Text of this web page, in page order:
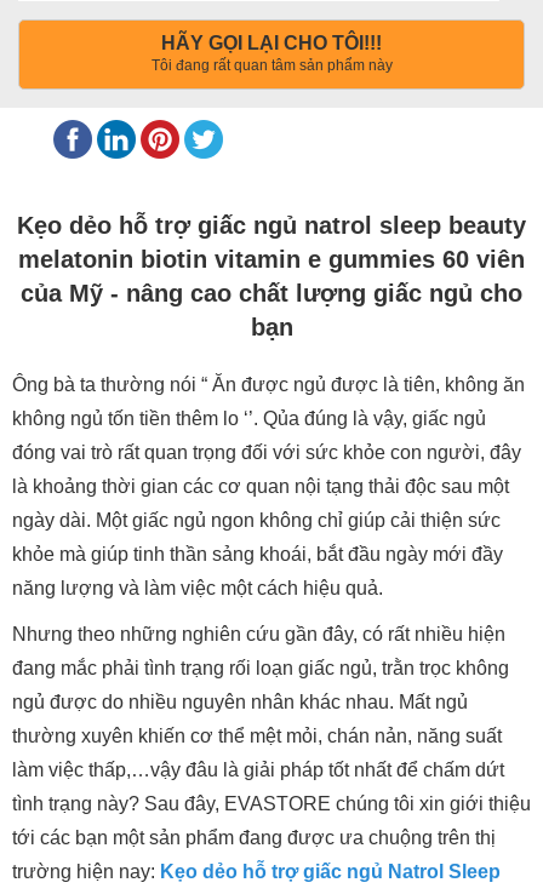
HÃY GỌI LẠI CHO TÔI!!!
Tôi đang rất quan tâm sản phẩm này
Kẹo dẻo hỗ trợ giấc ngủ natrol sleep beauty
melatonin biotin vitamin e gummies 60 viên
của Mỹ - nâng cao chất lượng giấc ngủ cho
bạn
Ông bà ta thường nói “ Ăn được ngủ được là tiên, không ăn
không ngủ tốn tiền thêm lo ‘’. Qủa đúng là vậy, giấc ngủ
đóng vai trò rất quan trọng đối với sức khỏe con người, đây
là khoảng thời gian các cơ quan nội tạng thải độc sau một
ngày dài. Một giấc ngủ ngon không chỉ giúp cải thiện sức
khỏe mà giúp tinh thần sảng khoái, bắt đầu ngày mới đầy
năng lượng và làm việc một cách hiệu quả.
Nhưng theo những nghiên cứu gần đây, có rất nhiều hiện
đang mắc phải tình trạng rối loạn giấc ngủ, trằn trọc không
ngủ được do nhiều nguyên nhân khác nhau. Mất ngủ
thường xuyên khiến cơ thể mệt mỏi, chán nản, năng suất
làm việc thấp,…vậy đâu là giải pháp tốt nhất để chấm dứt
tình trạng này? Sau đây, EVASTORE chúng tôi xin giới thiệu
tới các bạn một sản phẩm đang được ưa chuộng trên thị
trường hiện nay: Kẹo dẻo hỗ trợ giấc ngủ Natrol Sleep